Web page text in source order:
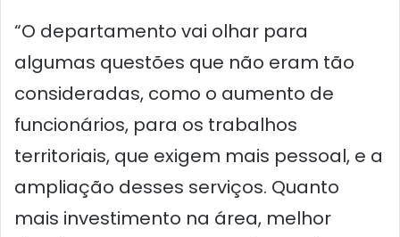
“O departamento vai olhar para
algumas questões que não eram tão
consideradas, como o aumento de
funcionários, para os trabalhos
territoriais, que exigem mais pessoal, e a
ampliação desses serviços. Quanto
mais investimento na área, melhor